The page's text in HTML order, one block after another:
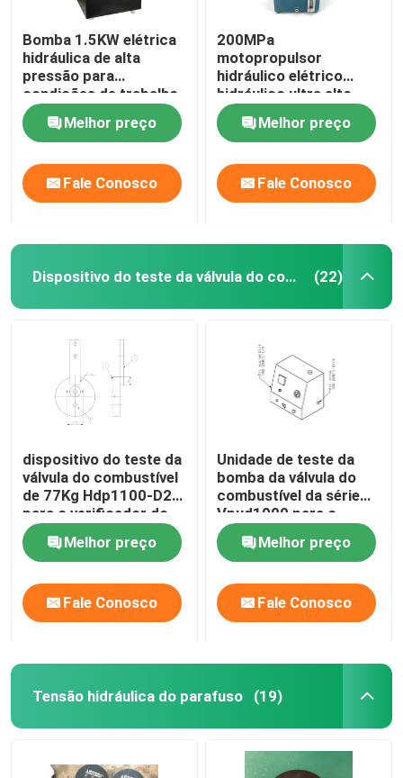
Bomba 1.5KW elétrica
hidráulica de alta
pressão para
condições de trabalho
hidráulicas
Melhor preço
Fale Conosco
200MPa
motopropulsor
hidráulico elétrico
hidráulico ultra alto
2000Bar da bomba
DC220VMelhor preço
Fale Conosco
Dispositivo do teste da válvula do combustível (22)
dispositivo do teste da
válvula do combustível
de 77Kg Hdp1100-D2
para o verificador do
motor diesel do CCM
Meb Mec MkMelhor preço
Fale Conosco
Unidade de teste da
bomba da válvula do
combustível da série
Vpud1000 para o
motor diesel do CCM
Meb Mec MkMelhor preço
Fale Conosco
Tensão hidráulica do parafuso (19)